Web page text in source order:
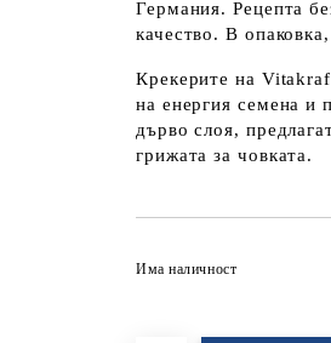
Германия. Рецепта
качество. В
Крекерите на
на енергия семена и
дърво слоя,
грижата за човката.
Има наличност